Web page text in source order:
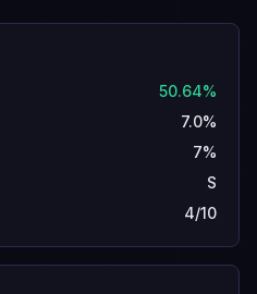
50.64%
7.0%
7%
S
4/10